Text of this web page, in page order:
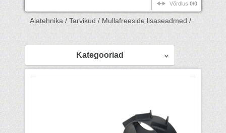
Võrdlus 0/0
Aiatehnika / Tarvikud / Mullafreeside lisaseadmed /
Kategooriad